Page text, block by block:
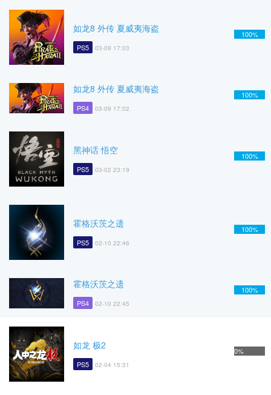
如龙8 外传 夏威夷海盗
PS5 03-09 17:03
100%
如龙8 外传 夏威夷海盗
PS4 03-09 17:02
100%
黑神话 悟空
PS5 03-02 23:19
100%
霍格沃茨之遗
PS5 02-10 22:46
100%
霍格沃茨之遗
PS4 02-10 22:45
100%
如龙 极2
PS5 02-04 15:31
0%